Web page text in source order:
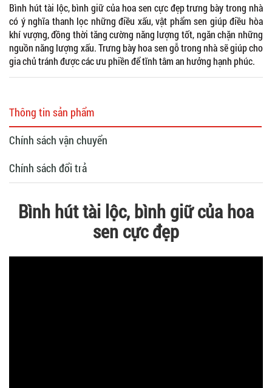
Bình hút tài lộc, bình giữ của hoa sen cực đẹp trưng bày trong nhà
có ý nghĩa thanh lọc những điều xấu, vật phẩm sen giúp điều hòa
khí vượng, đồng thời tăng cường năng lượng tốt, ngăn chặn những
nguồn năng lượng xấu. Trưng bày hoa sen gỗ trong nhà sẽ giúp cho
gia chủ tránh được các ưu phiền để tĩnh tâm an hưởng hạnh phúc.
Thông tin sản phẩm
Chính sách vận chuyển
Chính sách đổi trả
Bình hút tài lộc, bình giữ của hoa
sen cực đẹp